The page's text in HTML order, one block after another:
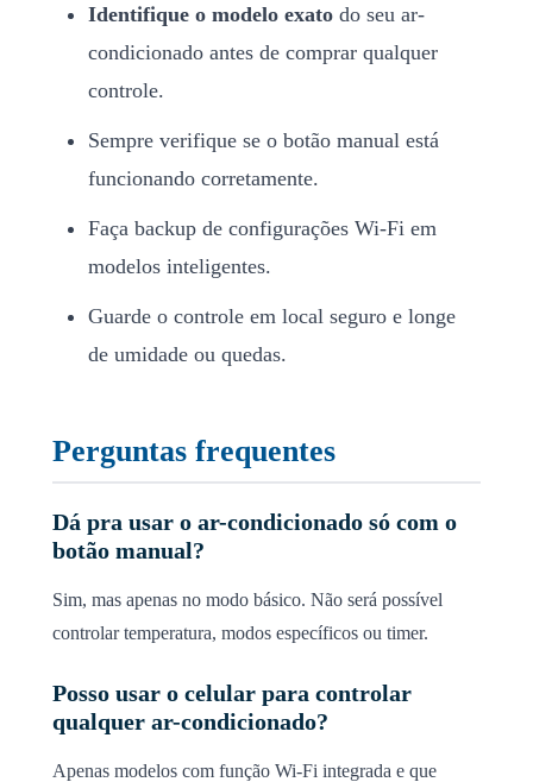
Identifique o modelo exato do seu ar-
condicionado antes de comprar qualquer
controle.
Sempre verifique se o botão manual está
funcionando corretamente.
Faça backup de configurações Wi-Fi em
modelos inteligentes.
Guarde o controle em local seguro e longe
de umidade ou quedas.
Perguntas frequentes
Dá pra usar o ar-condicionado só com o
botão manual?
Sim, mas apenas no modo básico. Não será possível
controlar temperatura, modos específicos ou timer.
Posso usar o celular para controlar
qualquer ar-condicionado?
Apenas modelos com função Wi-Fi integrada e que